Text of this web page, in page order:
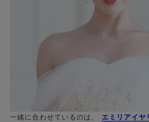
一緒に合わせているのは、 エミリアイヤ